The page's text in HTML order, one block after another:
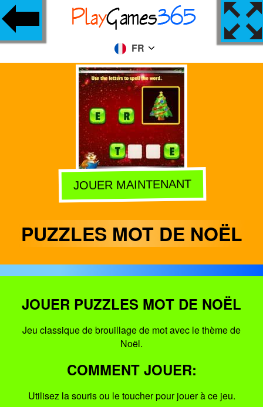
FR
JOUER MAINTENANT
PUZZLES MOT DE NOËL
JOUER PUZZLES MOT DE NOËL
Jeu classique de brouillage de mot avec le thème de
Noël.
COMMENT JOUER:
Utilisez la souris ou le toucher pour jouer à ce jeu.